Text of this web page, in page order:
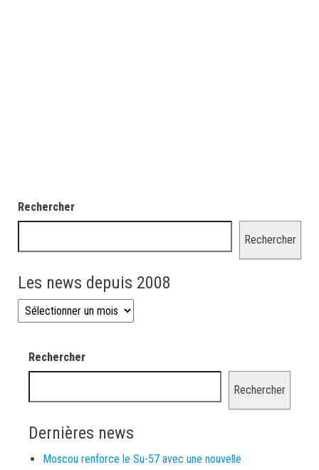
Rechercher
Rechercher
Les news depuis 2008
Les news depuis 2008
Rechercher
Rechercher
Dernières news
Moscou renforce le Su-57 avec une nouvelle